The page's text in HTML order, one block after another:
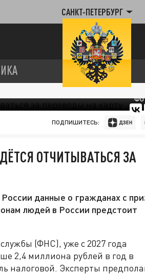
САНКТ-ПЕТЕРБУРГ
ПОДПИШИТЕСЬ:
ОТЧИТЫВАТЬСЯ ЗА
данные о гражданах с
людей в России предстоит
(ФНС), уже с 2027 года
2,4 миллиона рублей в год в
налоговой. Эксперты